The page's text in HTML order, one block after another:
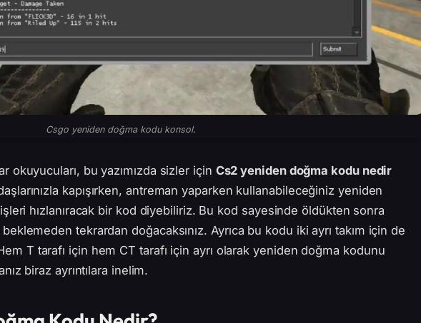
Csgo yeniden doğma kodu konsol.
okuyucuları, bu yazımızda sizler için Cs2 yeniden doğma kodu nedir
kapışırken, antreman yaparken kullanabileceğiniz yeniden
hızlanıracak bir kod diyebiliriz. Bu kod sayesinde öldükten sonra
tekrardan doğacaksınız. Ayrıca bu kodu iki ayrı takım için de
T tarafı için hem CT tarafı için ayrı olarak yeniden doğma kodunu
biraz ayrıntılara inelim.